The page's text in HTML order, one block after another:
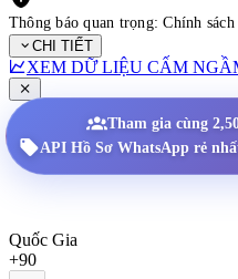
Thông báo quan trọng: Chính
CHI TIẾT
XEM DỮ LIỆU CẤM
Tham gia cùng
API Hồ Sơ WhatsApp rẻ
Quốc Gia
+90